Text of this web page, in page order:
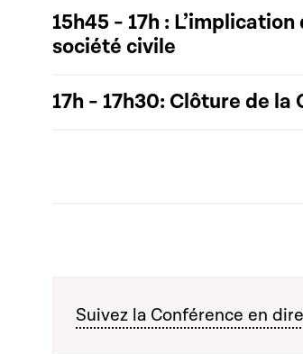
15h45 - 17h :
société civile
17h - 17h30: Clôture de la
Suivez la Conférence en